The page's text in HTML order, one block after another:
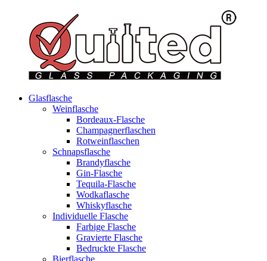
Glasflasche
Weinflasche
Bordeaux-Flasche
Champagnerflaschen
Rotweinflaschen
Schnapsflasche
Brandyflasche
Gin-Flasche
Tequila-Flasche
Wodkaflasche
Whiskyflasche
Individuelle Flasche
Farbige Flasche
Gravierte Flasche
Bedruckte Flasche
Bierflasche